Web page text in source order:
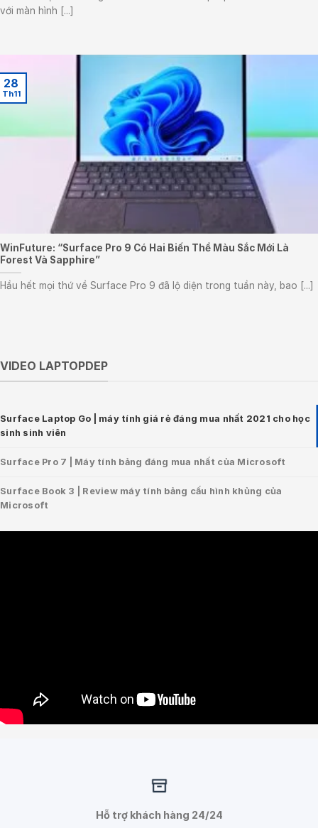
với màn hình [...]
WinFuture: “Surface Pro 9 Có Hai Biến Thể Màu Sắc Mới Là
Forest Và Sapphire”
Hầu hết mọi thứ về Surface Pro 9 đã lộ diện trong tuần này, bao [...]
28
Th11
VIDEO LAPTOPDEP
Surface Laptop Go | máy tính giá rẻ đáng mua nhất 2021 cho học
sinh sinh viên
Surface Pro 7 | Máy tính bảng đáng mua nhất của Microsoft
Surface Book 3 | Review máy tính bảng cấu hình khủng của
Microsoft
Hỗ trợ khách hàng 24/24